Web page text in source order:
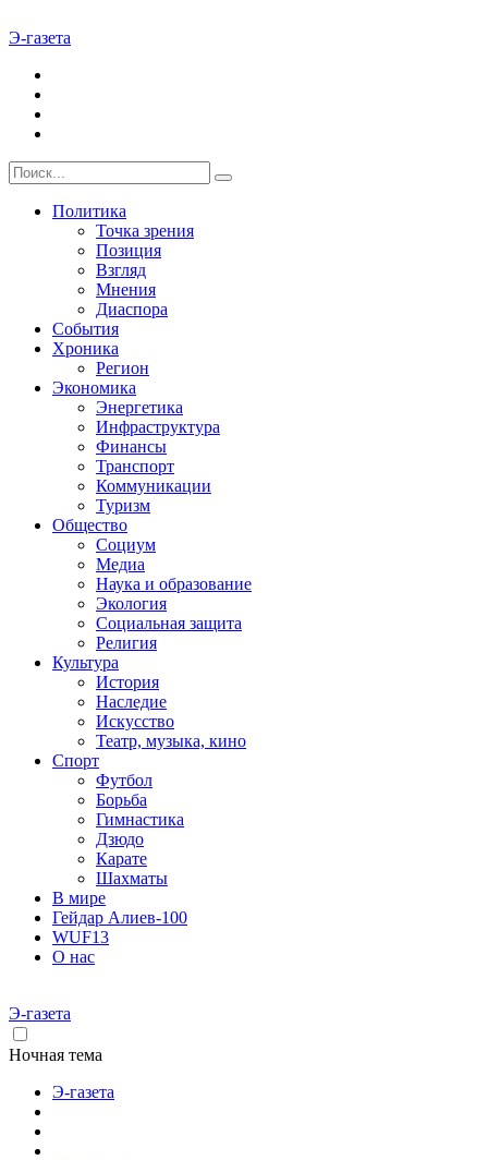
Э-газета
Политика
Точка зрения
Позиция
Взгляд
Мнения
Диаспора
События
Хроника
Регион
Экономика
Энергетика
Инфраструктура
Финансы
Транспорт
Коммуникации
Туризм
Общество
Социум
Медиа
Наука и образование
Экология
Социальная защита
Религия
Культура
История
Наследие
Искусство
Театр, музыка, кино
Спорт
Футбол
Борьба
Гимнастика
Дзюдо
Карате
Шахматы
В мире
Гейдар Алиев-100
WUF13
О нас
Э-газета
Ночная тема
Э-газета